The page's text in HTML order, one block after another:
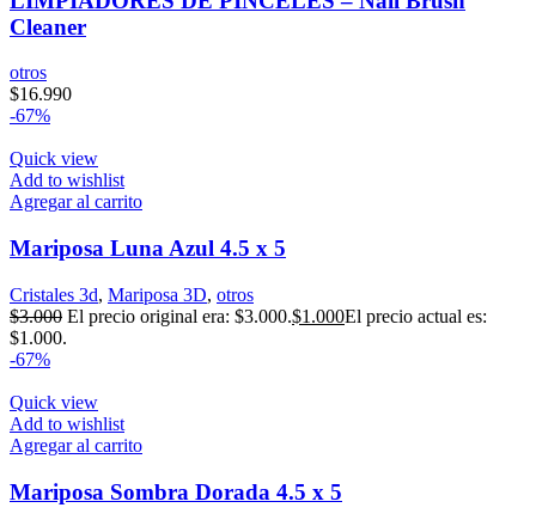
Cleaner
otros
$16.990
-67%
Quick view
Add to wishlist
Agregar al carrito
Mariposa Luna Azul 4.5 x 5
Cristales 3d, Mariposa 3D, otros
$3.000 El precio original era: $3.000.$1.000El precio actual es:
$1.000.
-67%
Quick view
Add to wishlist
Agregar al carrito
Mariposa Sombra Dorada 4.5 x 5